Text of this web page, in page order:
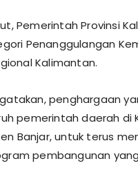
Pemerintah Provinsi
Penanggulangan
Kalimantan.
penghargaan
pemerintah daerah di
Banjar, untuk terus
pembangunan